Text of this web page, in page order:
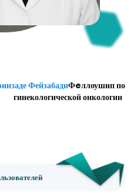
ФейзабадиФeллоушип по
гинекологической онкологии